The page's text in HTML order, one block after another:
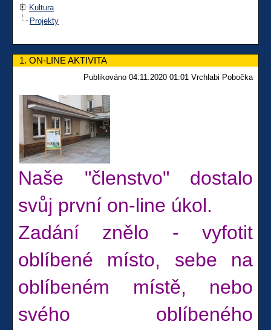
Kultura
Projekty
1. ON-LINE AKTIVITA
Publikováno 04.11.2020 01:01 Vrchlabi Pobočka
Naše "členstvo" dostalo
svůj první on-line úkol.
Zadání znělo - vyfotit
oblíbené místo, sebe na
oblíbeném místě, nebo
svého oblíbeného